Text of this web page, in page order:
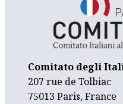
Comitato degli
207 rue de Tolbiac
75013 Paris, France